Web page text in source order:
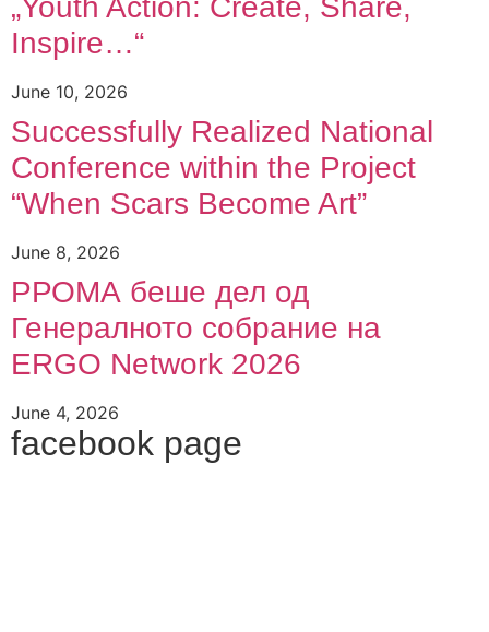
„Youth Action: Create, Share,
Inspire…“
June 10, 2026
Successfully Realized National
Conference within the Project
“When Scars Become Art”
June 8, 2026
РРОМА беше дел од
Генералното собрание на
ERGO Network 2026
June 4, 2026
facebook page